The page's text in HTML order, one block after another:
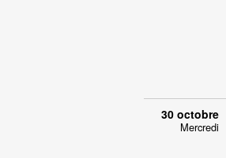
30 octobre
Mercredi